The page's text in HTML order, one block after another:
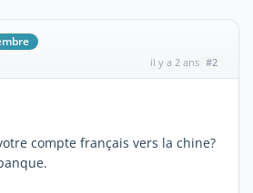
il y a 2 ans #2
compte français vers la chine?